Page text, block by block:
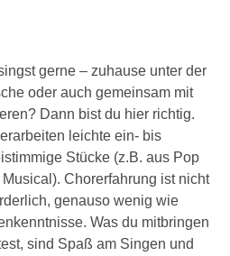
gerne – zuhause unter der
oder auch gemeinsam mit
Dann bist du hier richtig.
leichte ein- bis
Stücke (z.B. aus Pop
Musical). Chorerfahrung ist nicht
genauso wenig wie
Was du mitbringen
sind Spaß am Singen und